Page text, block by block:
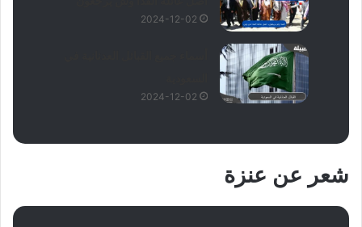
2024-12-02
2024-12-02
شعر عن عنزة